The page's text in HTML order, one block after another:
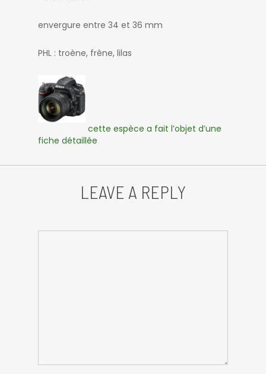
envergure entre 34 et 36 mm
PHL : troène, frêne, lilas
cette espèce a fait l’objet d’une
fiche détaillée
LEAVE A REPLY